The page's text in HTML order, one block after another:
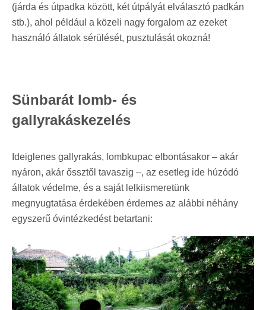
(járda és útpadka között, két útpályát elválasztó padkán
stb.), ahol például a közeli nagy forgalom az ezeket
használó állatok sérülését, pusztulását okozná!
Sünbarát lomb- és
gallyrakáskezelés
Ideiglenes gallyrakás, lombkupac elbontásakor – akár
nyáron, akár őssztől tavaszig –, az esetleg ide húzódó
állatok védelme, és a saját lelkiismeretünk
megnyugtatása érdekében érdemes az alábbi néhány
egyszerű óvintézkedést betartani: